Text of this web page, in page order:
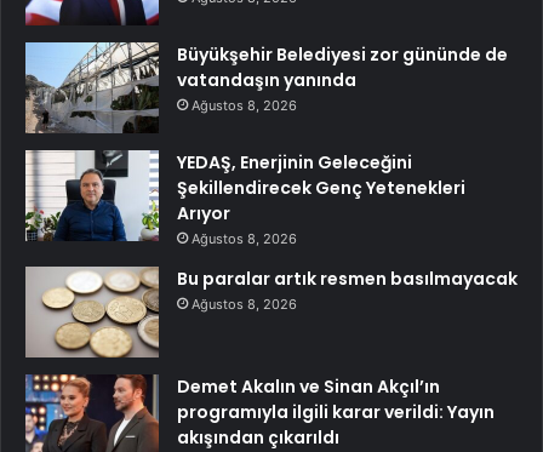
Büyükşehir Belediyesi zor gününde de
vatandaşın yanında
Ağustos 8, 2026
YEDAŞ, Enerjinin Geleceğini
Şekillendirecek Genç Yetenekleri
Arıyor
Ağustos 8, 2026
Bu paralar artık resmen basılmayacak
Ağustos 8, 2026
Demet Akalın ve Sinan Akçıl’ın
programıyla ilgili karar verildi: Yayın
akışından çıkarıldı